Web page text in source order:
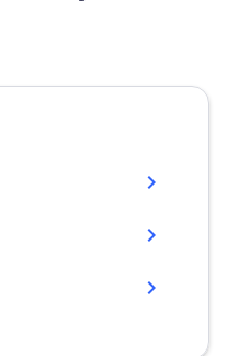
chevron_right
chevron_right
chevron_right